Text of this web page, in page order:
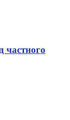
частного